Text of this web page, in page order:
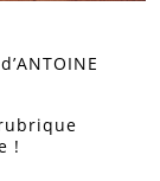
!